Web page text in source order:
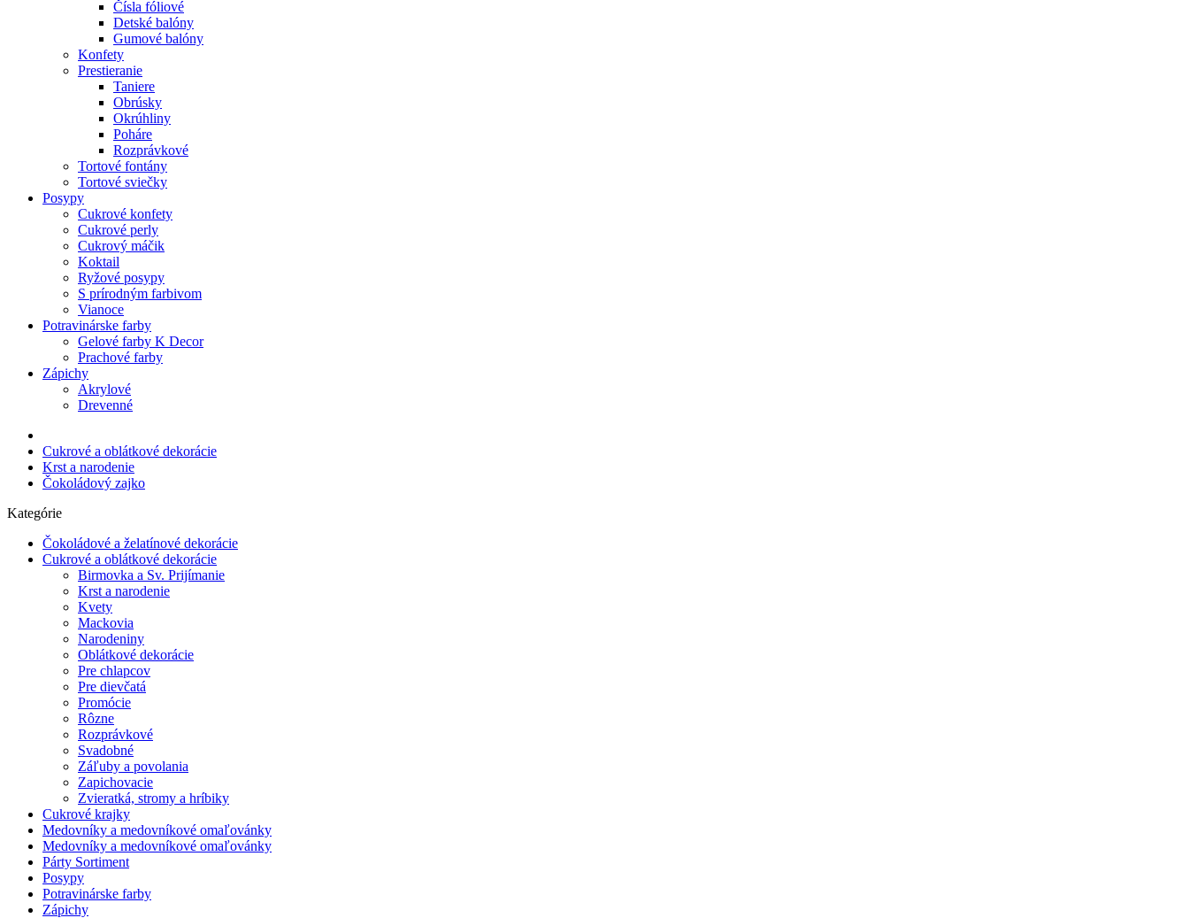
Čísla fóliové
Detské balóny
Gumové balóny
Konfety
Prestieranie
Taniere
Obrúsky
Okrúhliny
Poháre
Rozprávkové
Tortové fontány
Tortové sviečky
Posypy
Cukrové konfety
Cukrové perly
Cukrový máčik
Koktail
Ryžové posypy
S prírodným farbivom
Vianoce
Potravinárske farby
Gelové farby K Decor
Prachové farby
Zápichy
Akrylové
Drevenné
Cukrové a oblátkové dekorácie
Krst a narodenie
Čokoládový zajko
Kategórie
Čokoládové a želatínové dekorácie
Cukrové a oblátkové dekorácie
Birmovka a Sv. Prijímanie
Krst a narodenie
Kvety
Mackovia
Narodeniny
Oblátkové dekorácie
Pre chlapcov
Pre dievčatá
Promócie
Rôzne
Rozprávkové
Svadobné
Záľuby a povolania
Zapichovacie
Zvieratká, stromy a hríbiky
Cukrové krajky
Medovníky a medovníkové omaľovánky
Medovníky a medovníkové omaľovánky
Párty Sortiment
Posypy
Potravinárske farby
Zápichy